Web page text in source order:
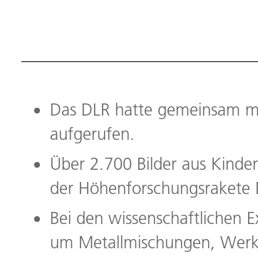
Das DLR hatte gemeinsam
aufgerufen.
Über 2.700 Bilder aus
der Höhenforschungsrakete
Bei den wissenschaftlichen
um Metallmischungen,